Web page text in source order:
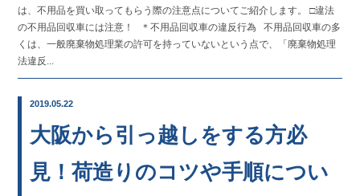
は、不用品を買い取ってもらう際の注意点についてご紹介します。 □違法
の不用品回収車には注意！ ＊不用品回収車の違反行為 不用品回収車の多
くは、一般廃棄物処理業の許可を持っていないという点で、「廃棄物処理
法違反...
2019.05.22
大阪から引っ越しをする方必
見！荷造りのコツや手順につい